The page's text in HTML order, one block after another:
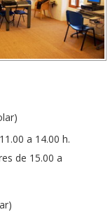
a 14.00 h.
de 15.00 a